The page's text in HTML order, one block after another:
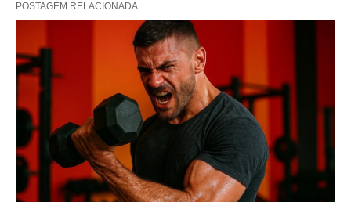
POSTAGEM RELACIONADA